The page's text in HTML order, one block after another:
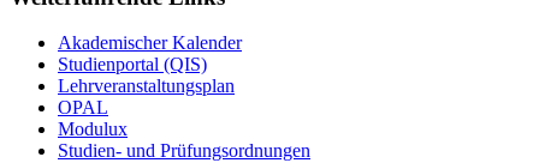
Akademischer Kalender
Studienportal (QIS)
Lehrveranstaltungsplan
OPAL
Modulux
Studien- und Prüfungsordnungen